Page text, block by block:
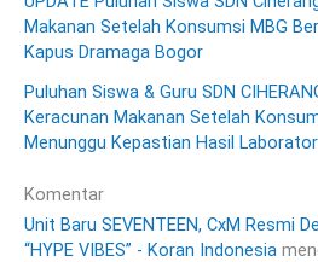
Makanan Setelah Konsumsi MBG
Kapus Dramaga Bogor
Puluhan Siswa & Guru SDN
Keracunan Makanan Setelah
Menunggu Kepastian Hasil
Komentar
Unit Baru SEVENTEEN, CxM Resmi
“HYPE VIBES” - Koran Indonesia